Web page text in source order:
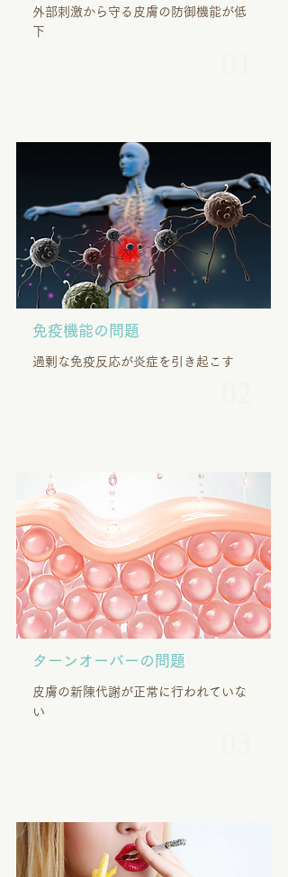
外部刺激から守る皮膚の防御機能が低
下
免疫機能の問題
過剰な免疫反応が炎症を引き起こす
ターンオーバーの問題
皮膚の新陳代謝が正常に行われていな
い